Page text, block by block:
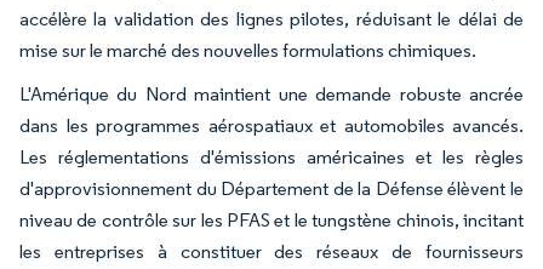
accélère la validation des lignes pilotes, réduisant le délai de
mise sur le marché des nouvelles formulations chimiques.
L'Amérique du Nord maintient une demande robuste ancrée
dans les programmes aérospatiaux et automobiles avancés.
Les réglementations d'émissions américaines et les règles
d'approvisionnement du Département de la Défense élèvent le
niveau de contrôle sur les PFAS et le tungstène chinois, incitant
les entreprises à constituer des réseaux de fournisseurs